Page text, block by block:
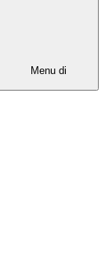
Menu di